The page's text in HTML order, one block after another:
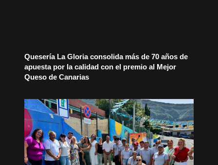
Quesería La Gloria consolida más de 70 años de
apuesta por la calidad con el premio al Mejor
Queso de Canarias